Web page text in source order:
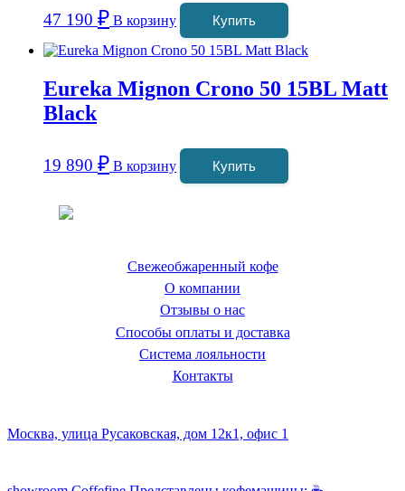
47 190 ₽ В корзину Купить
Eureka Mignon Crono 50 15BL Matt
Black
19 890 ₽ В корзину Купить
Свежеобжаренный кофе
О компании
Отзывы о нас
Способы оплаты и доставка
Система лояльности
Контакты
Москва, улица Русаковская, дом 12к1, офис 1